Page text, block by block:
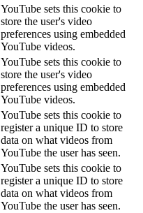
YouTube sets this cookie to
store the user's video
preferences using embedded
YouTube videos.
YouTube sets this cookie to
store the user's video
preferences using embedded
YouTube videos.
YouTube sets this cookie to
register a unique ID to store
data on what videos from
YouTube the user has seen.
YouTube sets this cookie to
register a unique ID to store
data on what videos from
YouTube the user has seen.